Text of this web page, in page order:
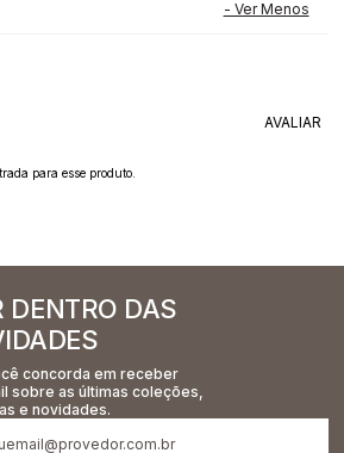
para esse produto.
DENTRO DAS
concorda em receber
sobre as últimas coleções,
e novidades.